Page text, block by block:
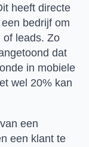
heeft directe
bedrijf om
of leads. Zo
dat
in mobiele
wel 20% kan
een
een klant te